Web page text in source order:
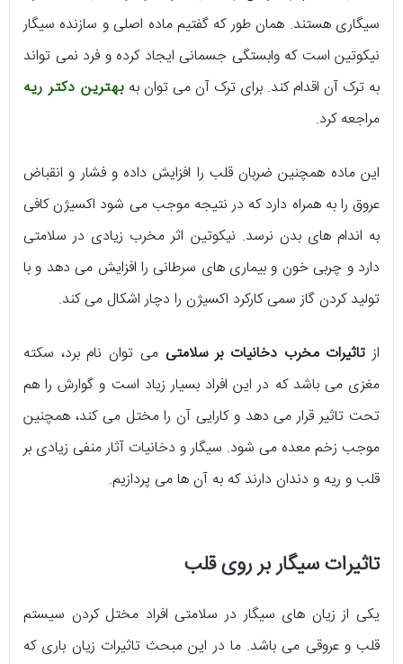
سیگاری هستند. همان طور که گفتیم ماده اصلی و سازنده سیگار
نیکوتین است که وابستگی جسمانی ایجاد کرده و فرد نمی تواند
به ترک آن اقدام کند. برای ترک آن می توان بهبهترین دکتر ریه
مراجعه کرد.
این ماده همچنین ضربان قلب را افزایش داده و فشار و انقباض
عروق را به همراه دارد که در نتیجه موجب می شود اکسیژن کافی
به اندام های بدن نرسد. نیکوتین اثر مخرب زیادی در سلامتی
دارد و چربی خون و بیماری های سرطانی را افزایش می دهد و با
تولید کردن گاز سمی کارکرد اکسیژن را دچار اشکال می کند.
از تاثیرات مخرب دخانیات بر سلامتی می توان نام برد، سکته
مغزی می باشد که در این افراد بسیار زیاد است و گوارش را هم
تحت تاثیر قرار می دهد و کارایی آن را مختل می کند، همچنین
موجب زخم معده می شود. سیگار و دخانیات آثار منفی زیادی بر
قلب و ریه و دندان دارند که به آن ها می پردازیم.
تاثیرات سیگار بر روی قلب
یکی از زیان های سیگار در سلامتی افراد مختل کردن سیستم
قلب و عروقی می باشد. ما در این مبحث تاثیرات زیان باری که